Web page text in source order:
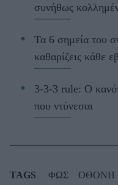
συνήθως
Τα 6 σημεία του
καθαρίζεις κάθε
3-3-3 rule: Ο
που ντύνεσαι
TAGS ΦΩΣ ΟΘΟΝΗ